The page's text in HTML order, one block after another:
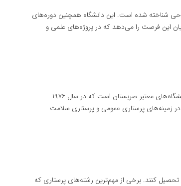
شناخته شده است. این دانشگاه همچنین دوره‌های
این فرصت را می‌دهد که در پروژه‌های علمی و
(University of Kragujevac Faculty of Medicine) یکی دیگر از دانشگاه‌های معتبر صربستان است که در سال ۱۹۷۶
زمینه‌های پرستاری عمومی و پرستاری سلامت
کنند. برخی از مهم‌ترین رشته‌های پرستاری که